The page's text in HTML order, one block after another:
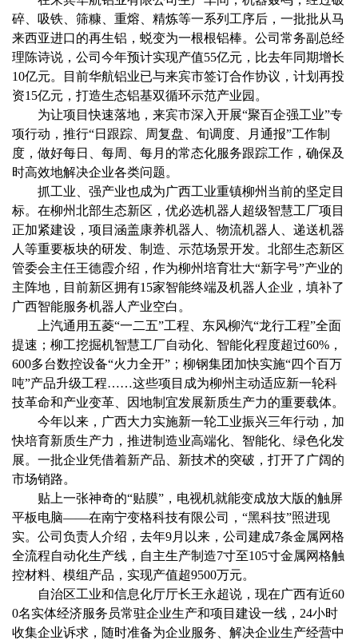
碎、吸铁、筛糠、重熔、精炼等一系列工序后，一批批从马
来西亚进口的再生铝，蜕变为一根根铝棒。公司常务副总经
理陈诗说，公司今年预计实现产值55亿元，比去年同期增长
10亿元。目前华航铝业已与来宾市签订合作协议，计划再投
资15亿元，打造生态铝基双循环示范产业园。
为让项目快速落地，来宾市深入开展“聚百企强工业”专
项行动，推行“日跟踪、周复盘、旬调度、月通报”工作制
度，做好每日、每周、每月的常态化服务跟踪工作，确保及
时高效地解决企业各类问题。
抓工业、强产业也成为广西工业重镇柳州当前的坚定目
标。在柳州北部生态新区，优必选机器人超级智慧工厂项目
正加紧建设，项目涵盖康养机器人、物流机器人、递送机器
人等重要板块的研发、制造、示范场景开发。北部生态新区
管委会主任王德霞介绍，作为柳州培育壮大“新字号”产业的
主阵地，目前新区拥有15家智能终端及机器人企业，填补了
广西智能服务机器人产业空白。
上汽通用五菱“一二五”工程、东风柳汽“龙行工程”全面
提速；柳工挖掘机智慧工厂自动化、智能化程度超过60%，
600多台数控设备“火力全开”；柳钢集团加快实施“四个百万
吨”产品升级工程……这些项目成为柳州主动适应新一轮科
技革命和产业变革、因地制宜发展新质生产力的重要载体。
今年以来，广西大力实施新一轮工业振兴三年行动，加
快培育新质生产力，推进制造业高端化、智能化、绿色化发
展。一批企业凭借着新产品、新技术的突破，打开了广阔的
市场销路。
贴上一张神奇的“贴膜”，电视机就能变成放大版的触屏
平板电脑——在南宁变格科技有限公司，“黑科技”照进现
实。公司负责人介绍，去年9月以来，公司建成7条金属网格
全流程自动化生产线，自主生产制造7寸至105寸金属网格触
控材料、模组产品，实现产值超9500万元。
自治区工业和信息化厅厅长王永超说，现在广西有近60
0名实体经济服务员常驻企业生产和项目建设一线，24小时
收集企业诉求，随时准备为企业服务、解决企业生产经营中